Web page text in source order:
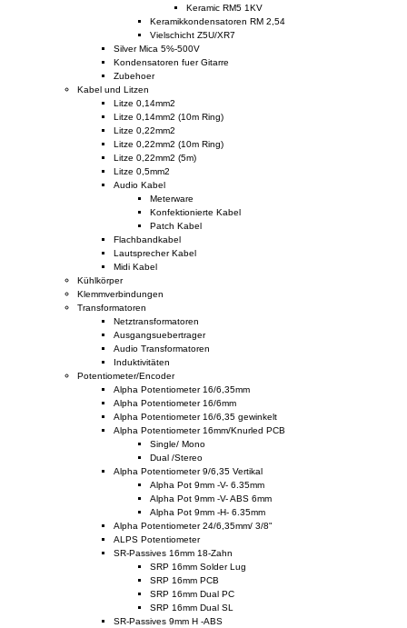
Keramic RM5 1KV
Keramikkondensatoren RM 2,54
Vielschicht Z5U/XR7
Silver Mica 5%-500V
Kondensatoren fuer Gitarre
Zubehoer
Kabel und Litzen
Litze 0,14mm2
Litze 0,14mm2 (10m Ring)
Litze 0,22mm2
Litze 0,22mm2 (10m Ring)
Litze 0,22mm2 (5m)
Litze 0,5mm2
Audio Kabel
Meterware
Konfektionierte Kabel
Patch Kabel
Flachbandkabel
Lautsprecher Kabel
Midi Kabel
Kühlkörper
Klemmverbindungen
Transformatoren
Netztransformatoren
Ausgangsuebertrager
Audio Transformatoren
Induktivitäten
Potentiometer/Encoder
Alpha Potentiometer 16/6,35mm
Alpha Potentiometer 16/6mm
Alpha Potentiometer 16/6,35 gewinkelt
Alpha Potentiometer 16mm/Knurled PCB
Single/ Mono
Dual /Stereo
Alpha Potentiometer 9/6,35 Vertikal
Alpha Pot 9mm -V- 6.35mm
Alpha Pot 9mm -V- ABS 6mm
Alpha Pot 9mm -H- 6.35mm
Alpha Potentiometer 24/6,35mm/ 3/8"
ALPS Potentiometer
SR-Passives 16mm 18-Zahn
SRP 16mm Solder Lug
SRP 16mm PCB
SRP 16mm Dual PC
SRP 16mm Dual SL
SR-Passives 9mm H -ABS